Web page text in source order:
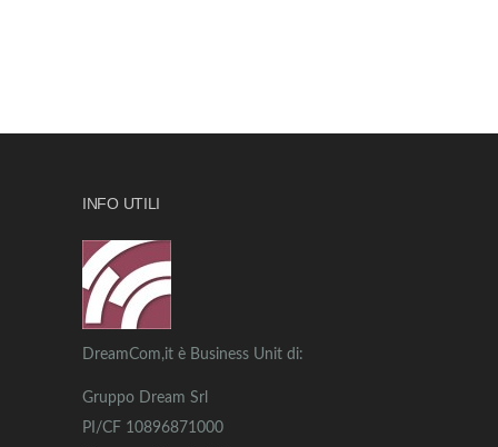
INFO UTILI
DreamCom,it è Business Unit di:
Gruppo Dream Srl
PI/CF 10896871000